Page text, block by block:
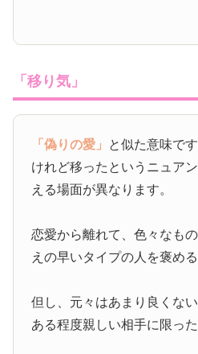
「移り気」
「偽りの愛」 と似た意味で
けれど移ったというニュア
える場面が異なります。
恋愛から離れて、色々なも
えの早いタイプの人を褒め
但し、元々はあまり良くな
ある程度親しい相手に限っ